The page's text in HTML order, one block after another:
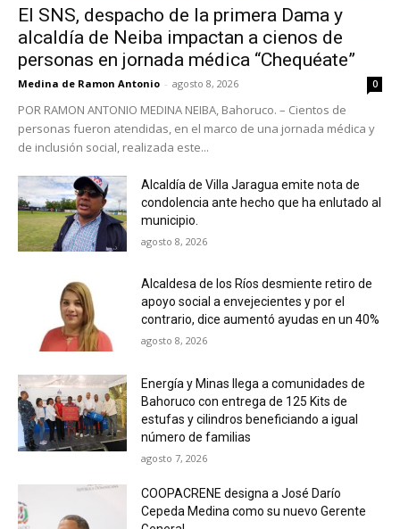
El SNS, despacho de la primera Dama y
alcaldía de Neiba impactan a cienos de
personas en jornada médica “Chequéate”
Medina de Ramon Antonio - agosto 8, 2026 0
POR RAMON ANTONIO MEDINA NEIBA, Bahoruco. – Cientos de
personas fueron atendidas, en el marco de una jornada médica y
de inclusión social, realizada este...
Alcaldía de Villa Jaragua emite nota de
condolencia ante hecho que ha enlutado al
municipio.
agosto 8, 2026
Alcaldesa de los Ríos desmiente retiro de
apoyo social a envejecientes y por el
contrario, dice aumentó ayudas en un 40%
agosto 8, 2026
Energía y Minas llega a comunidades de
Bahoruco con entrega de 125 Kits de
estufas y cilindros beneficiando a igual
número de familias
agosto 7, 2026
COOPACRENE designa a José Darío
Cepeda Medina como su nuevo Gerente